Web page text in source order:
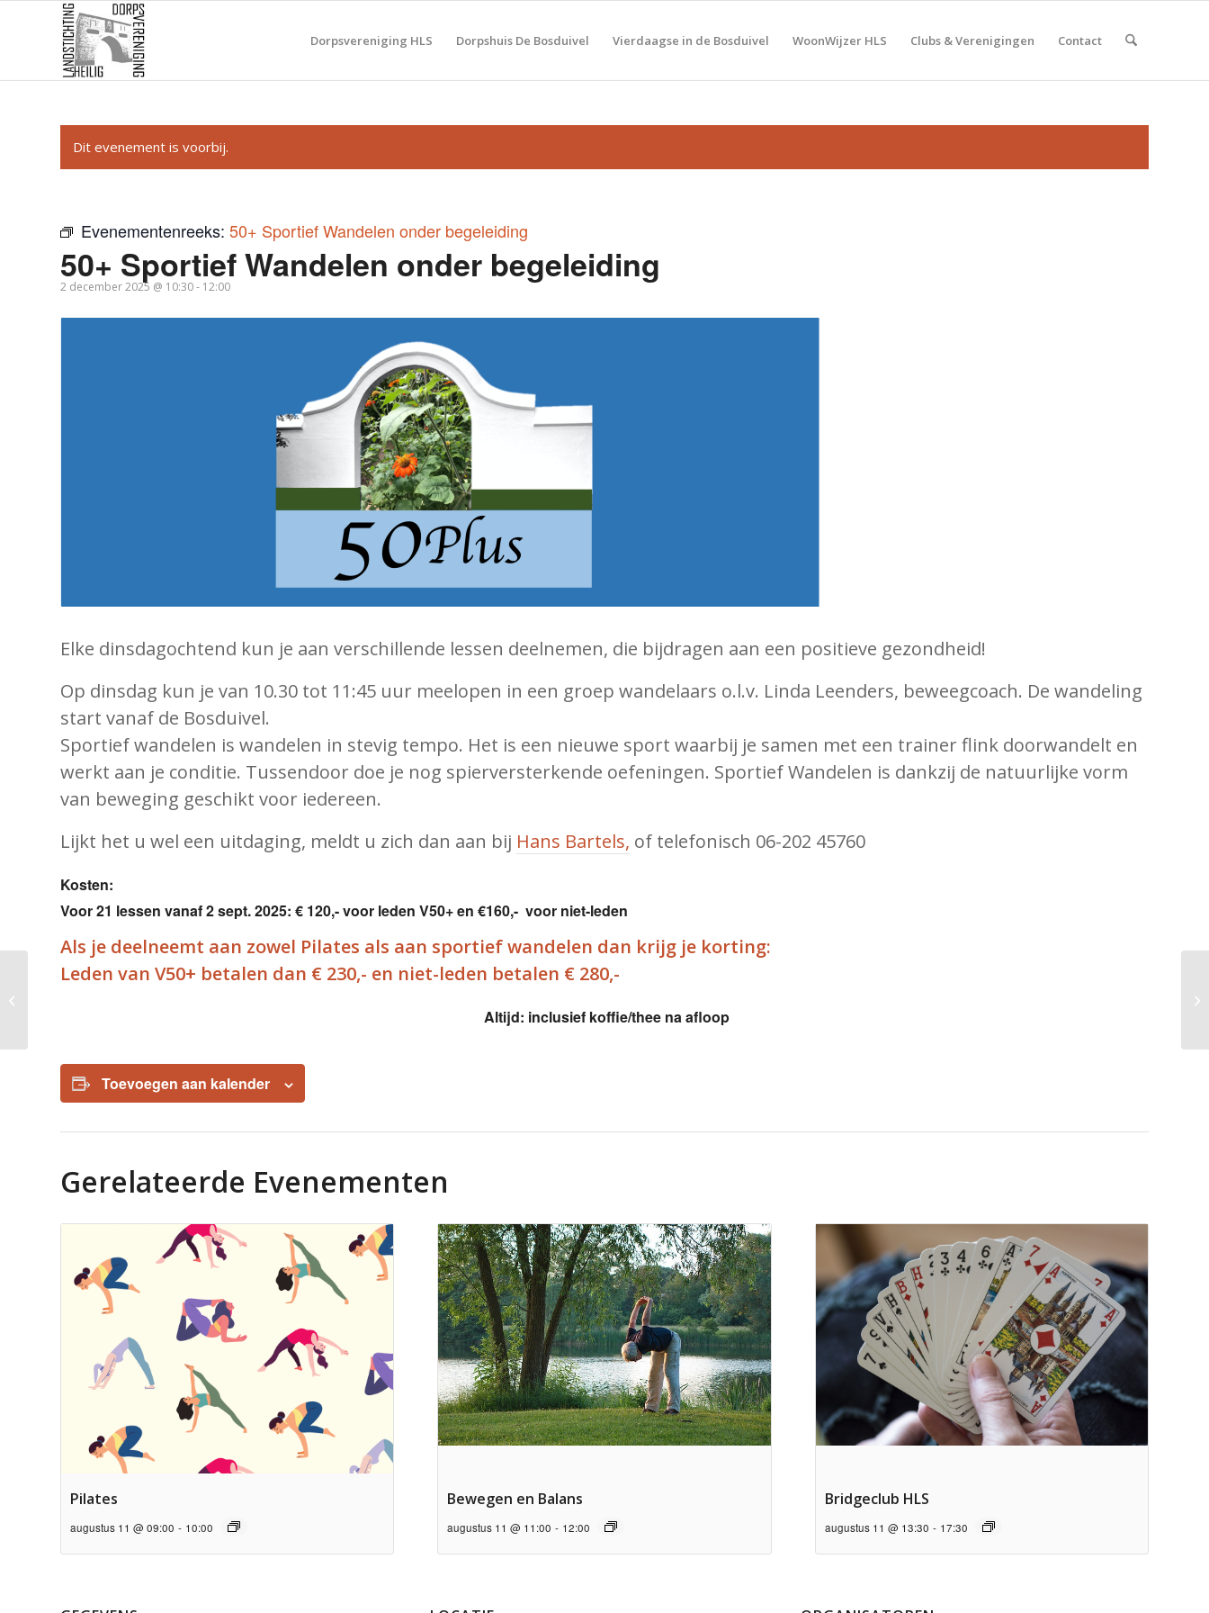
Dorpsvereniging HLS Dorpshuis De Bosduivel Vierdaagse in de Bosduivel WoonWijzer HLS Clubs & Verenigingen Contact
Dit evenement is voorbij.
Evenementenreeks: 50+ Sportief Wandelen onder begeleiding
50+ Sportief Wandelen onder begeleiding
2 december 2025 @ 10:30- 12:00
Elke dinsdagochtend kun je aan verschillende lessen deelnemen, die bijdragen aan een positieve gezondheid!
Op dinsdag kun je van 10.30 tot 11:45 uur meelopen in een groep wandelaars o.l.v. Linda Leenders, beweegcoach. De wandeling
start vanaf de Bosduivel.
Sportief wandelen is wandelen in stevig tempo. Het is een nieuwe sport waarbij je samen met een trainer flink doorwandelt en
werkt aan je conditie. Tussendoor doe je nog spierversterkende oefeningen. Sportief Wandelen is dankzij de natuurlijke vorm
van beweging geschikt voor iedereen.
Lijkt het u wel een uitdaging, meldt u zich dan aan bij Hans Bartels, of telefonisch 06-202 45760
Kosten:
Voor 21 lessen vanaf 2 sept. 2025: € 120,- voor leden V50+ en €160,- voor niet-leden
Als je deelneemt aan zowel Pilates als aan sportief wandelen dan krijg je korting:
Leden van V50+ betalen dan € 230,- en niet-leden betalen € 280,-
Altijd: inclusief koffie/thee na afloop
Toevoegen aan kalender
Gerelateerde Evenementen
Pilates
augustus 11 @ 09:00 - 10:00
Bewegen en Balans
augustus 11 @ 11:00 - 12:00
Bridgeclub HLS
augustus 11 @ 13:30 - 17:30